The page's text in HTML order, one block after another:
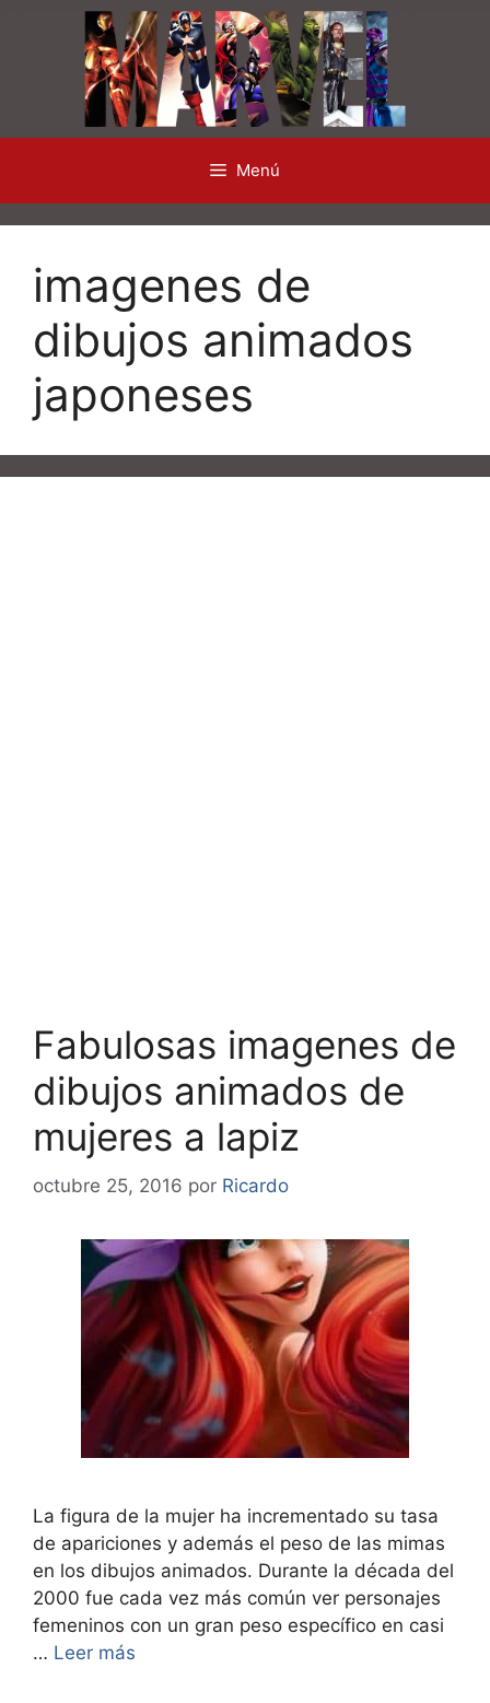
contenido
Menú
imagenes de
dibujos animados
japoneses
Fabulosas imagenes de
dibujos animados de
mujeres a lapiz
octubre 25, 2016 por Ricardo
La figura de la mujer ha incrementado su tasa
de apariciones y además el peso de las mimas
en los dibujos animados. Durante la década del
2000 fue cada vez más común ver personajes
femeninos con un gran peso específico en casi
… Leer más